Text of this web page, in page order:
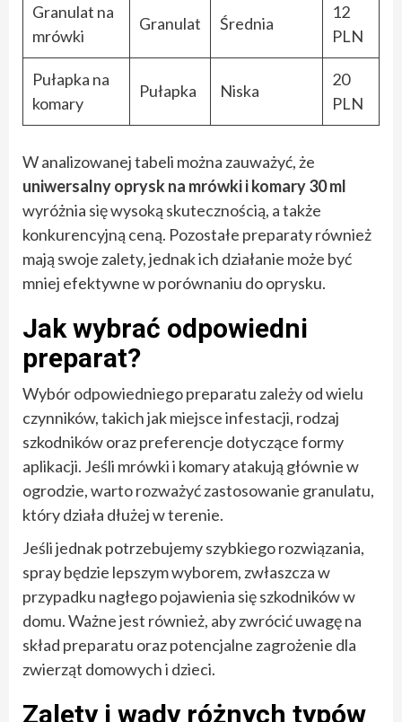
Granulat na
mrówki
Granulat Średnia
12
PLN
Pułapka na
komary
Pułapka Niska
20
PLN
W analizowanej tabeli można zauważyć, że
uniwersalny oprysk na mrówki i komary 30 ml
wyróżnia się wysoką skutecznością, a także
konkurencyjną ceną. Pozostałe preparaty również
mają swoje zalety, jednak ich działanie może być
mniej efektywne w porównaniu do oprysku.
Jak wybrać odpowiedni
preparat?
Wybór odpowiedniego preparatu zależy od wielu
czynników, takich jak miejsce infestacji, rodzaj
szkodników oraz preferencje dotyczące formy
aplikacji. Jeśli mrówki i komary atakują głównie w
ogrodzie, warto rozważyć zastosowanie granulatu,
który działa dłużej w terenie.
Jeśli jednak potrzebujemy szybkiego rozwiązania,
spray będzie lepszym wyborem, zwłaszcza w
przypadku nagłego pojawienia się szkodników w
domu. Ważne jest również, aby zwrócić uwagę na
skład preparatu oraz potencjalne zagrożenie dla
zwierząt domowych i dzieci.
Zalety i wady różnych typów